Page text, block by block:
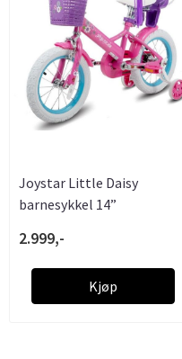
Joystar Little Daisy
barnesykkel 14”
2.999,-
Kjøp